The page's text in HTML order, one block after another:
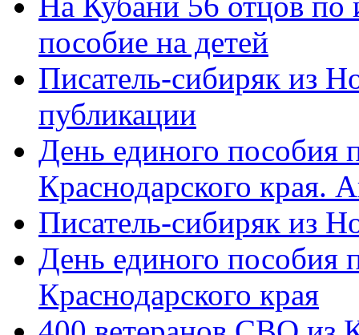
пособие на детей
Писатель-сибиряк из
публикации
День единого пособия
Краснодарского края.
Писатель-сибиряк из
День единого пособия
Краснодарского края